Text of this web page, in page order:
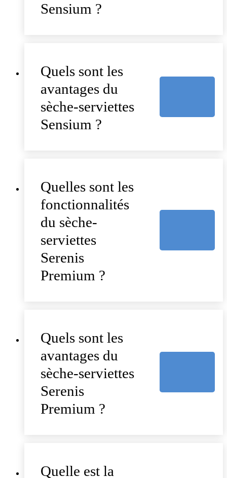
Sensium ?
Quels sont les
avantages du
sèche-serviettes
Sensium ?
Quelles sont les
fonctionnalités
du sèche-
serviettes
Serenis
Premium ?
Quels sont les
avantages du
sèche-serviettes
Serenis
Premium ?
Quelle est la